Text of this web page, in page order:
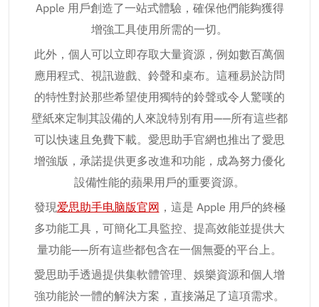
Apple 用戶創造了一站式體驗，確保他們能夠獲得
增強工具使用所需的一切。
此外，個人可以立即存取大量資源，例如數百萬個
應用程式、視訊遊戲、鈴聲和桌布。這種易於訪問
的特性對於那些希望使用獨特的鈴聲或令人驚嘆的
壁紙來定制其設備的人來說特別有用——所有這些都
可以快速且免費下載。愛思助手官網也推出了愛思
增強版，承諾提供更多改進和功能，成為努力優化
設備性能的蘋果用戶的重要資源。
發現爱思助手电脑版官网 ，這是 Apple 用戶的終極
多功能工具，可簡化工具監控、提高效能並提供大
量功能——所有這些都包含在一個無憂的平台上。
愛思助手透過提供集軟體管理、娛樂資源和個人增
強功能於一體的解決方案，直接滿足了這項需求。